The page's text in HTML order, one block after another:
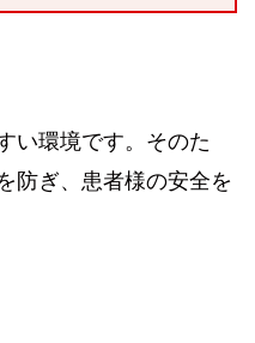
い環境です。そのた
防ぎ、患者様の安全を